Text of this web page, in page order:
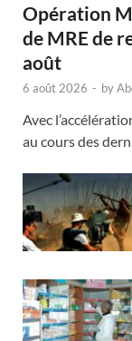
Opération
de MRE de
août
6 août 2026 - by
Avec
au cours des